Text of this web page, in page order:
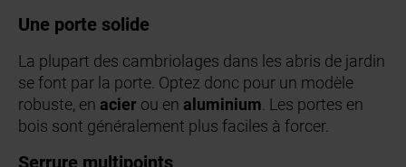
Une porte solide
La plupart des cambriolages dans les abris de jardin
se font par la porte. Optez donc pour un modèle
robuste, en acier ou en aluminium . Les portes en
bois sont généralement plus faciles à forcer.
Serrure multipoints